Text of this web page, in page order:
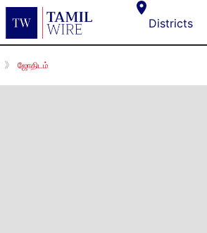
Districts
》 ஜோதிடம்